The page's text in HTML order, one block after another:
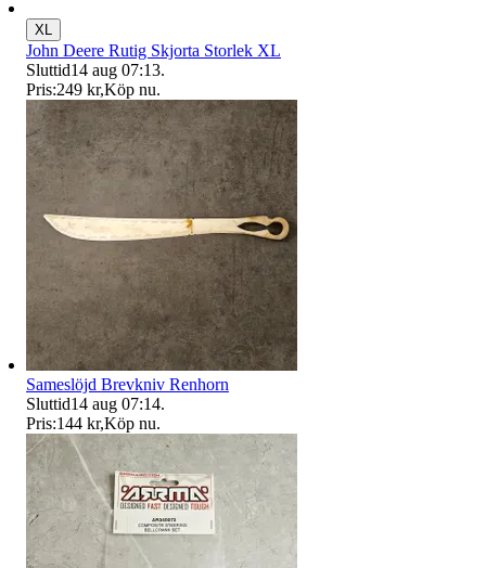
XL
John Deere Rutig Skjorta Storlek XL
Sluttid14 aug 07:13.
Pris:249 kr,Köp nu.
Sameslöjd Brevkniv Renhorn
Sluttid14 aug 07:14.
Pris:144 kr,Köp nu.